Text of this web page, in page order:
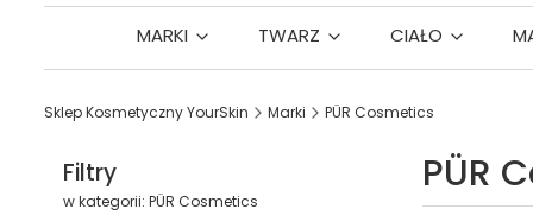
MARKI TWARZ CIAŁO
Sklep Kosmetyczny YourSkin Marki PÜR Cosmetics
Filtry
w kategorii: PÜR Cosmetics
PÜR